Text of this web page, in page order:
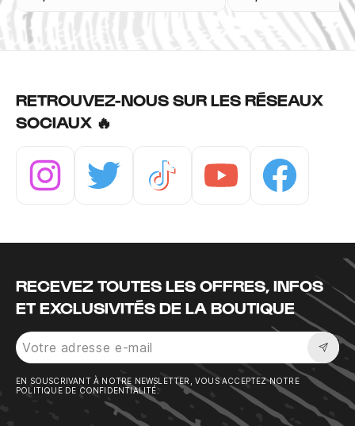
RETROUVEZ-NOUS SUR LES RÉSEAUX
SOCIAUX 🔥
RECEVEZ TOUTES LES OFFRES, INFOS
ET EXCLUSIVITÉS DE LA BOUTIQUE
EN SOUSCRIVANT À NOTRE NEWSLETTER, VOUS ACCEPTEZ NOTRE
POLITIQUE DE CONFIDENTIALITÉ.